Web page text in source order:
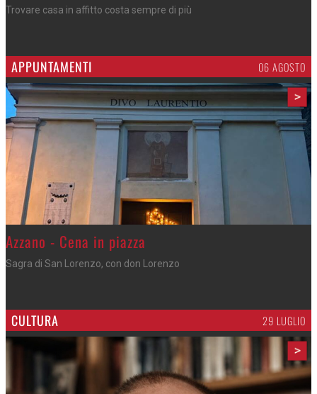
Trovare casa in affitto costa sempre di più
APPUNTAMENTI 06 AGOSTO
>
Gli appuntamenti fino a sabato
Cosa fare questi giorni nel Cremasco
CULTURA 29 LUGLIO
>